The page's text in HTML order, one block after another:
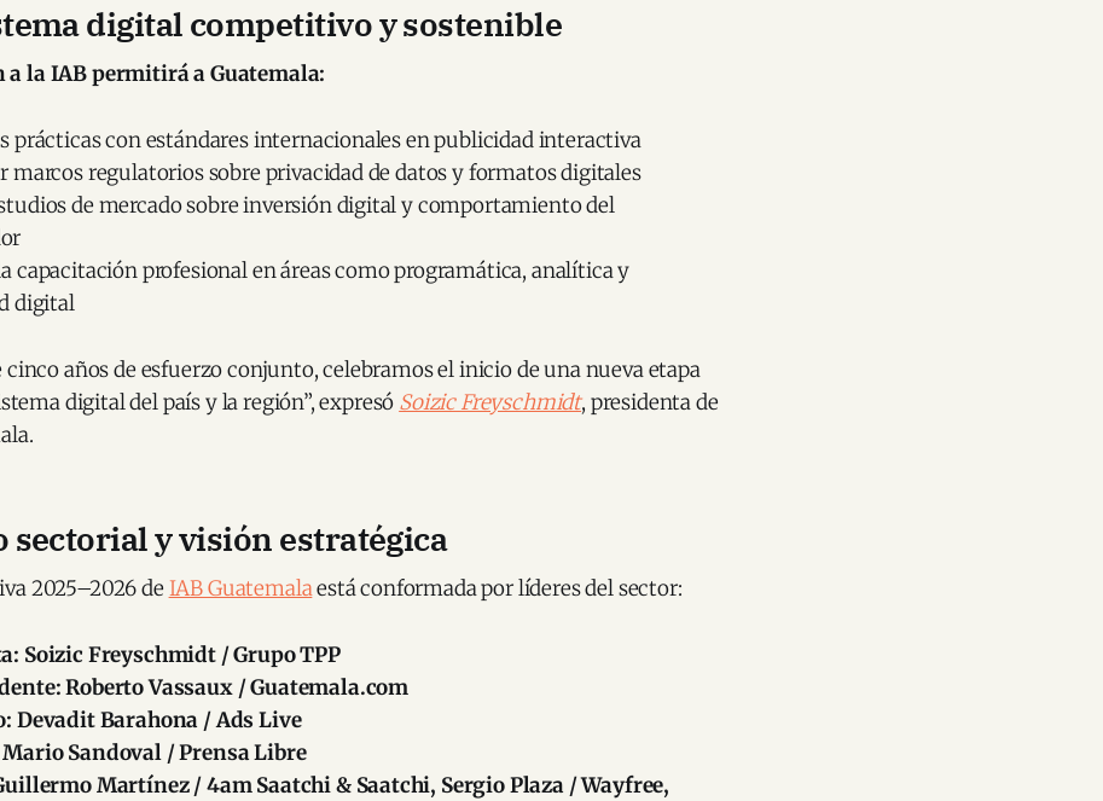
digital competitivo y sostenible
la IAB permitirá a Guatemala:
prácticas con estándares internacionales en publicidad interactiva
marcos regulatorios sobre privacidad de datos y formatos digitales
de mercado sobre inversión digital y comportamiento del
capacitación profesional en áreas como programática, analítica y
digital
cinco años de esfuerzo conjunto, celebramos el inicio de una nueva etapa
digital del país y la región”, expresó Soizic Freyschmidt, presidenta de
sectorial y visión estratégica
2025–2026 de IAB Guatemalaestá conformada por líderes del sector:
Soizic Freyschmidt / Grupo TPP
Roberto Vassaux / Guatemala.com
Devadit Barahona / Ads Live
Sandoval / Prensa Libre
Martínez / 4am Saatchi & Saatchi, Sergio Plaza / Wayfree,